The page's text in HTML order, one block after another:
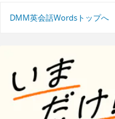
DMM英会話Wordsトップへ